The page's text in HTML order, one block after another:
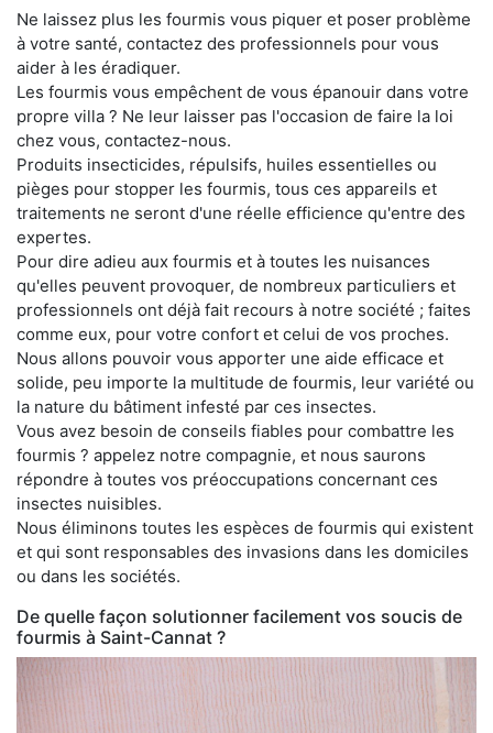
Ne laissez plus les fourmis vous piquer et poser problème
à votre santé, contactez des professionnels pour vous
aider à les éradiquer.
Les fourmis vous empêchent de vous épanouir dans votre
propre villa ? Ne leur laisser pas l'occasion de faire la loi
chez vous, contactez-nous.
Produits insecticides, répulsifs, huiles essentielles ou
pièges pour stopper les fourmis, tous ces appareils et
traitements ne seront d'une réelle efficience qu'entre des
expertes.
Pour dire adieu aux fourmis et à toutes les nuisances
qu'elles peuvent provoquer, de nombreux particuliers et
professionnels ont déjà fait recours à notre société ; faites
comme eux, pour votre confort et celui de vos proches.
Nous allons pouvoir vous apporter une aide efficace et
solide, peu importe la multitude de fourmis, leur variété ou
la nature du bâtiment infesté par ces insectes.
Vous avez besoin de conseils fiables pour combattre les
fourmis ? appelez notre compagnie, et nous saurons
répondre à toutes vos préoccupations concernant ces
insectes nuisibles.
Nous éliminons toutes les espèces de fourmis qui existent
et qui sont responsables des invasions dans les domiciles
ou dans les sociétés.
De quelle façon solutionner facilement vos soucis de
fourmis à Saint-Cannat ?